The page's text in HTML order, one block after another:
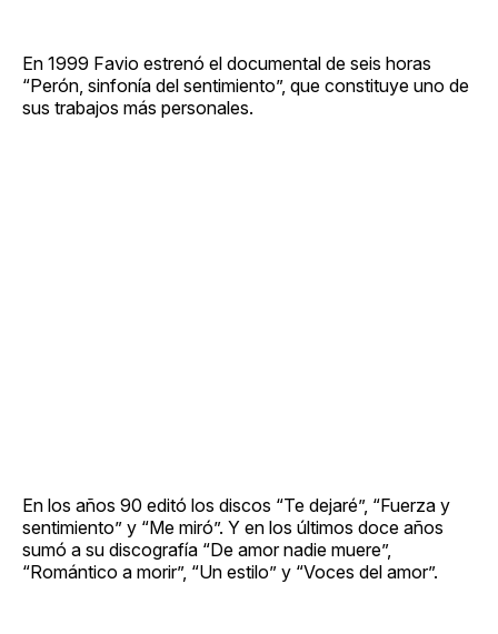
En 1999 Favio estrenó el documental de seis horas
“Perón, sinfonía del sentimiento”, que constituye uno de
sus trabajos más personales.
En los años 90 editó los discos “Te dejaré”, “Fuerza y
sentimiento” y “Me miró”. Y en los últimos doce años
sumó a su discografía “De amor nadie muere”,
“Romántico a morir”, “Un estilo” y “Voces del amor”.